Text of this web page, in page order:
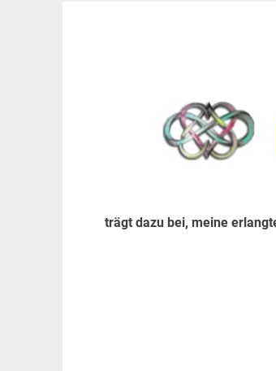
trägt dazu bei, meine